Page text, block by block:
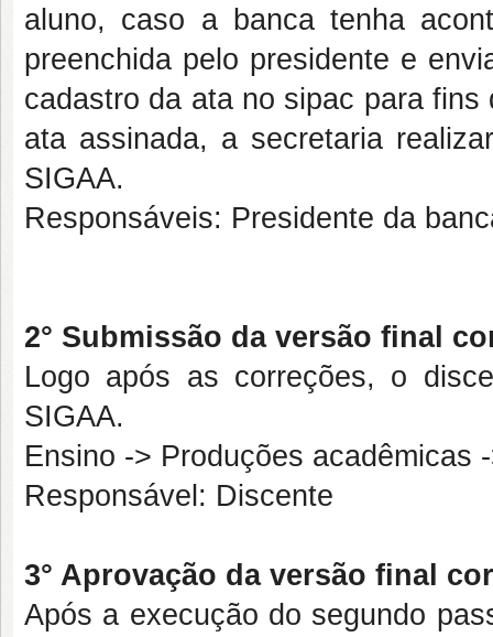
aluno, caso a banca tenha
preenchida pelo presidente e
cadastro da ata no sipac para
ata assinada, a secretaria
SIGAA.
Responsáveis: Presidente da
2° Submissão da versão final
Logo após as correções, o
SIGAA.
Ensino -> Produções acadêmicas
Responsável: Discente
3° Aprovação da versão final
Após a execução do segundo